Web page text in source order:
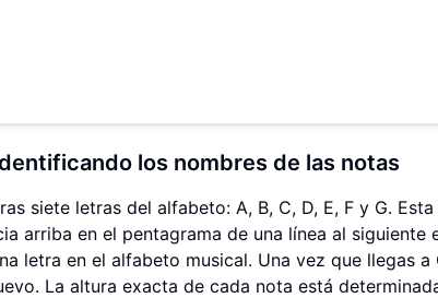
los nombres de las notas
siete letras del alfabeto: A, B, C, D, E, F y G.
arriba en el pentagrama de una línea al siguiente
letra en el alfabeto musical. Una vez que llegas
La altura exacta de cada nota está